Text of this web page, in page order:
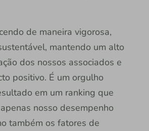
de maneira vigorosa,
mantendo um alto
dos nossos associados e
positivo. É um orgulho
em um ranking que
nosso desempenho
também os fatores de